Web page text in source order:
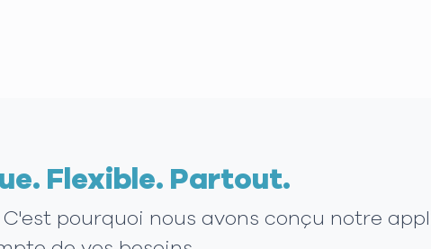
Flexible. Partout.
pourquoi nous avons conçu notre